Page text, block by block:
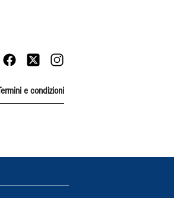
Termini e condizioni